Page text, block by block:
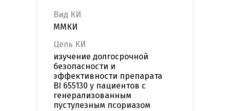
Вид КИ
ММКИ
Цель КИ
изучение долгосрочной
безопасности и
эффективности препарата
BI 655130 у пациентов с
генерализованным
пустулезным псориазом